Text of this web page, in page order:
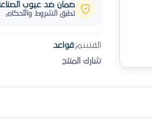
ضمان ضد عيوب
تطبق الشروط والأحكام
القسم:قواعد
شارك المنتج